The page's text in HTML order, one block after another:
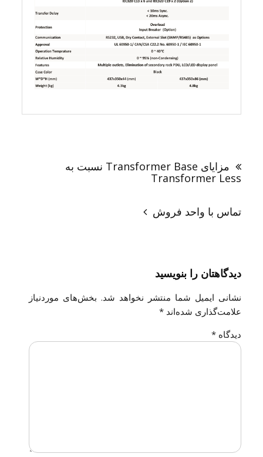
نوشته
مزایای Transformer Base نسبت به
Transformer Less
تماس با واحد فروش
دیدگاهتان را بنویسید
نشانی ایمیل شما منتشر نخواهد شد. بخش‌های موردنیاز
علامت‌گذاری شده‌اند*
دیدگاه*